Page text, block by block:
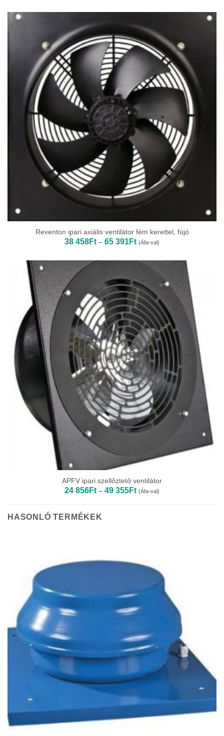
-
140Ft
Reventon ipari axiális ventilátor fém kerettel, fújó
38 458Ft – 65 391FtÁrtartomány:
38
-
(Áfa-val)
APFV ipari szellőztető ventilátor
24 856Ft – 49 355FtÁrtartomány:
24
(Áfa-val)
HASONLÓ TERMÉKEK